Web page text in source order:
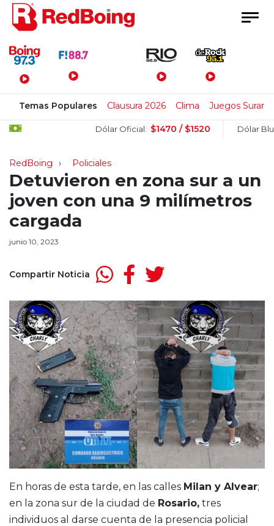
Menú Principal
Temas Populares Clausura 2026 Clima Juegos
Dólar Oficial: $1470 / $1520 Dólar Blue:
RedBoing Policiales
Detuvieron en zona sur a un
joven con una 9 milímetros
cargada
junio 10, 2023
Compartir Noticia
En horas de esta tarde, en las calles Milan y Alvear;
en la zona sur de la ciudad de Rosario, tres
individuos al darse cuenta de la presencia policial